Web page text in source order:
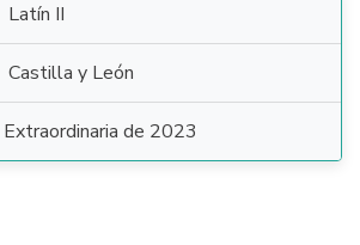
Latín II
Castilla y León
Extraordinaria de 2023